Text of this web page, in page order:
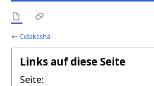
←Cidakasha
Links auf diese Seite
Seite: